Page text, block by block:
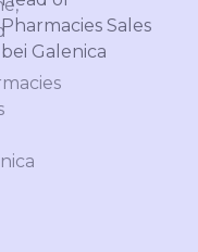
Pharmacies Sales
bei Galenica